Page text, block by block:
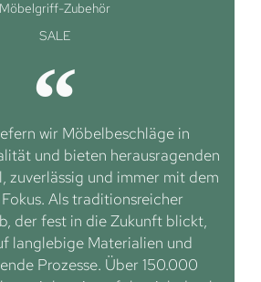
Möbelgriff-Zubehör
SALE
wir Möbelbeschläge in
und bieten herausragenden
zuverlässig und immer mit dem
Als traditionsreicher
der fest in die Zukunft blickt,
langlebige Materialien und
Prozesse. Über 150.000